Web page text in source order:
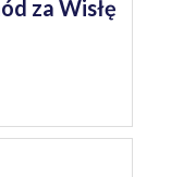
za Wisłę